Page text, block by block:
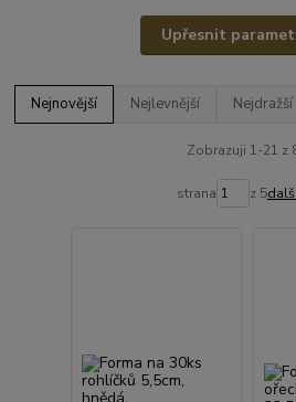
Upřesnit
Nejnovější Nejlevnější Nejdražší
Zobrazuji 1-21 z
strana z 5